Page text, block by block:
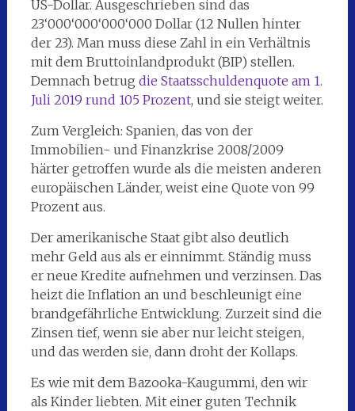
US-Dollar. Ausgeschrieben sind das
23‘000‘000‘000‘000 Dollar (12 Nullen hinter
der 23). Man muss diese Zahl in ein Verhältnis
mit dem Bruttoinlandprodukt (BIP) stellen.
Demnach betrug die Staatsschuldenquote am 1.
Juli 2019 rund 105 Prozent, und sie steigt weiter.
Zum Vergleich: Spanien, das von der
Immobilien- und Finanzkrise 2008/2009
härter getroffen wurde als die meisten anderen
europäischen Länder, weist eine Quote von 99
Prozent aus.
Der amerikanische Staat gibt also deutlich
mehr Geld aus als er einnimmt. Ständig muss
er neue Kredite aufnehmen und verzinsen. Das
heizt die Inflation an und beschleunigt eine
brandgefährliche Entwicklung. Zurzeit sind die
Zinsen tief, wenn sie aber nur leicht steigen,
und das werden sie, dann droht der Kollaps.
Es wie mit dem Bazooka-Kaugummi, den wir
als Kinder liebten. Mit einer guten Technik